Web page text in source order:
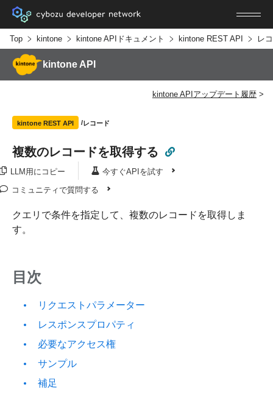
Top kintone kintone APIドキュメント kintone REST API レ
kintone API
kintone APIアップデート履歴
kintone REST API レコード
複数のレコードを取得する
LLM用にコピー
今すぐAPIを試す
コミュニティで質問する
クエリで条件を指定して、複数のレコードを取得しま
す。
目次
リクエストパラメーター
レスポンスプロパティ
必要なアクセス権
サンプル
補足